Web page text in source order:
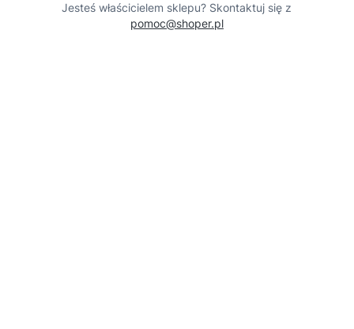
Jesteś właścicielem sklepu? Skontaktuj się z
pomoc@shoper.pl